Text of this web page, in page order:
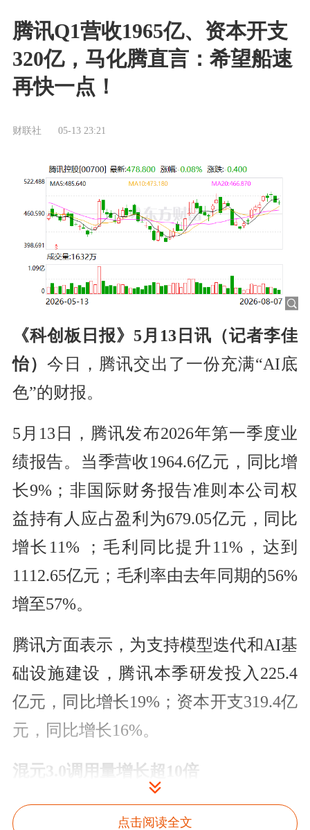
腾讯Q1营收1965亿、资本开支
320亿，马化腾直言：希望船速
再快一点！
财联社 05-13 23:21
《科创板日报》5月13日讯（记者李佳
怡）今日，腾讯交出了一份充满“AI底
色”的财报。
5月13日，腾讯发布2026年第一季度业
绩报告。当季营收1964.6亿元，同比增
长9%；非国际财务报告准则本公司权
益持有人应占盈利为679.05亿元，同比
增长11% ；毛利同比提升11%，达到
1112.65亿元；毛利率由去年同期的56%
增至57%。
腾讯方面表示，为支持模型迭代和AI基
础设施建设，腾讯本季研发投入225.4
亿元，同比增长19%；资本开支319.4亿
元，同比增长16%。
混元3.0调用量增长超10倍
受益于AI战略加速，腾讯一季度营收
点击阅读全文